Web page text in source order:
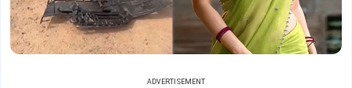
ADVERTISEMENT